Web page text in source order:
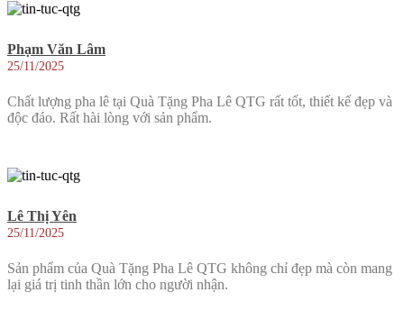
Phạm Văn Lâm
25/11/2025
Chất lượng pha lê tại Quà Tặng Pha Lê QTG rất tốt, thiết kế đẹp và
độc đáo. Rất hài lòng với sản phẩm.
Lê Thị Yên
25/11/2025
Sản phẩm của Quà Tặng Pha Lê QTG không chỉ đẹp mà còn mang
lại giá trị tinh thần lớn cho người nhận.